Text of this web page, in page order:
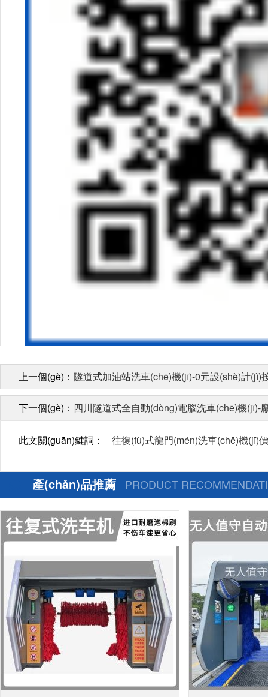
上一個(gè)： 隧道式加油站洗車(chē)機(jī)-0元設(shè)計(jì)
下一個(gè)： 四川隧道式全自動(dòng)電腦洗車(chē)機(jī)-
此文關(guān)鍵詞： 往復(fù)式龍門(mén)洗車(chē)機(jī)
產(chǎn)品推薦 PRODUCT